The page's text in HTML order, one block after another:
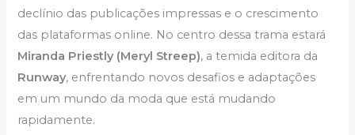
declínio das publicações impressas e o crescimento
das plataformas online. No centro dessa trama estará
Miranda Priestly (Meryl Streep), a temida editora da
Runway, enfrentando novos desafios e adaptações
em um mundo da moda que está mudando
rapidamente.